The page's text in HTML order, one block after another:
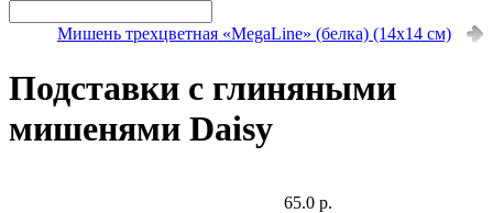
Мишень трехцветная «MegaLine» (белка) (14х14 см)
Подставки с глиняными
мишенями Daisy
65.0 р.